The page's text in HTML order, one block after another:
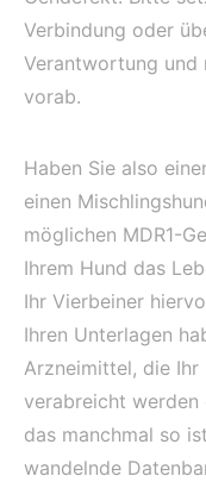
Verbindung oder
Verantwortung und
vorab.
Haben Sie also
einen
möglichen MDR1-
Ihrem Hund das
Ihr Vierbeiner
Ihren Unterlagen
Arzneimittel, die Ihr
verabreicht werden
das manchmal so
wandelnde